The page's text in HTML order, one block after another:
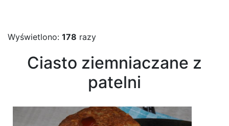
Wyświetlono: 178 razy
Ciasto ziemniaczane z
patelni